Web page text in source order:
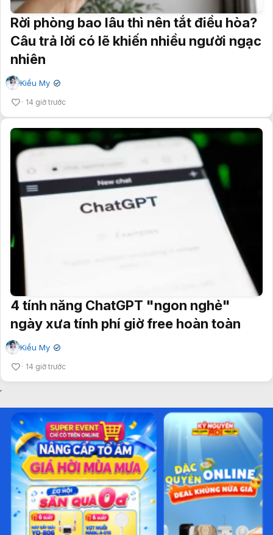
Rời phòng bao lâu thì nên tắt điều hòa?
Câu trả lời có lẽ khiến nhiều người ngạc
nhiên
Kiều My ✔
14 giờ trước
4 tính năng ChatGPT "ngon nghẻ"
ngày xưa tính phí giờ free hoàn toàn
Kiều My ✔
14 giờ trước